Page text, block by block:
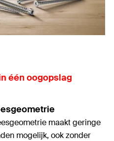
één oogopslag
maakt geringe
mogelijk, ook zonder